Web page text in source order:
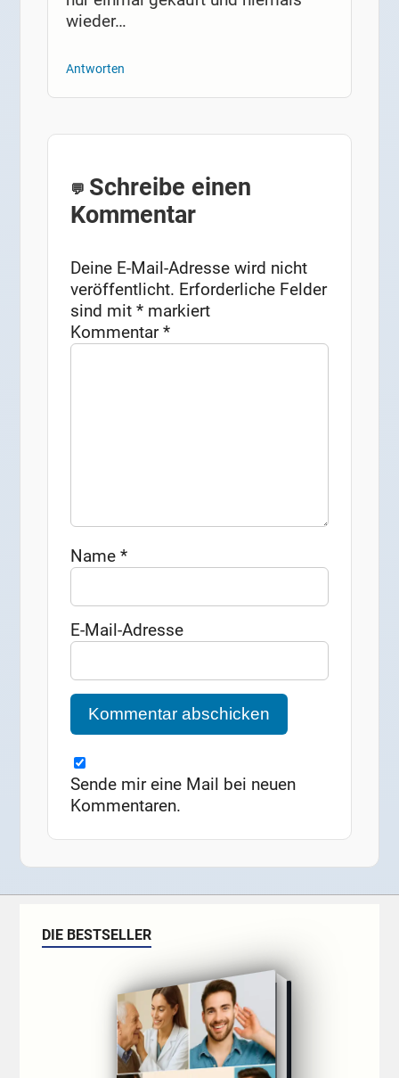
wieder…
Antworten
Schreibe einen
Kommentar
Deine E-Mail-Adresse wird nicht
veröffentlicht. Erforderliche Felder
sind mit* markiert
Kommentar*
Name*
E-Mail-Adresse
Sende mir eine Mail bei neuen
Kommentaren.
DIE BESTSELLER